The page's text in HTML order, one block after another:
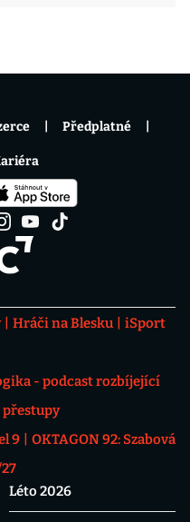
Hráči na Blesku
iSport
- podcast rozbíjející
přestupy
9
OKTAGON 92: Szabová
Léto 2026
Předplatné